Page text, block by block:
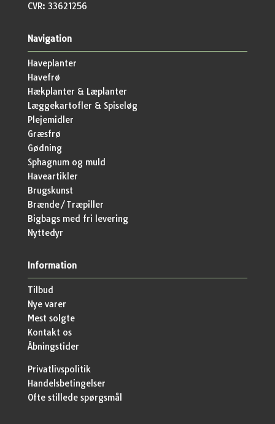
CVR: 33621256
Navigation
Haveplanter
Havefrø
Hækplanter & Læplanter
Læggekartofler & Spiseløg
Plejemidler
Græsfrø
Gødning
Sphagnum og muld
Haveartikler
Brugskunst
Brænde/Træpiller
Bigbags med fri levering
Nyttedyr
Information
Tilbud
Nye varer
Mest solgte
Kontakt os
Åbningstider
Privatlivspolitik
Handelsbetingelser
Ofte stillede spørgsmål